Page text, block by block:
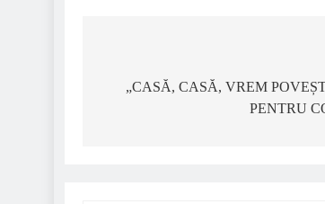
„CASĂ, CASĂ, VREM
PENTRU